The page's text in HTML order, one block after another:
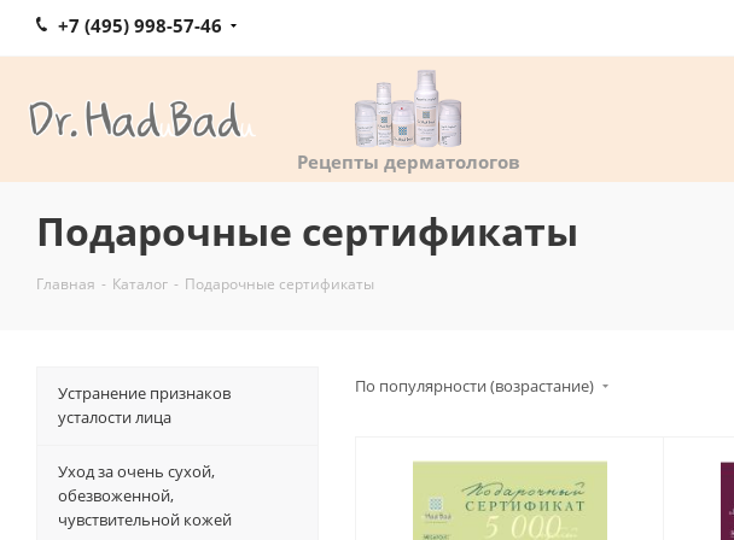
+7 (495) 998-57-46
Рецепты дерматологов
Подарочные сертификаты
Главная - Каталог - Подарочные сертификаты
По популярности (возрастание)
Устранение признаков
усталости лица
Уход за очень сухой,
обезвоженной,
чувствительной кожей